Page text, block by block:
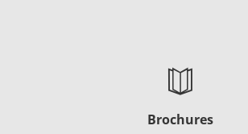
Brochures